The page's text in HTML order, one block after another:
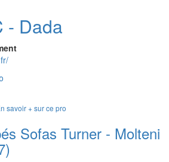
- Dada
savoir + sur ce pro
Sofas Turner - Molteni